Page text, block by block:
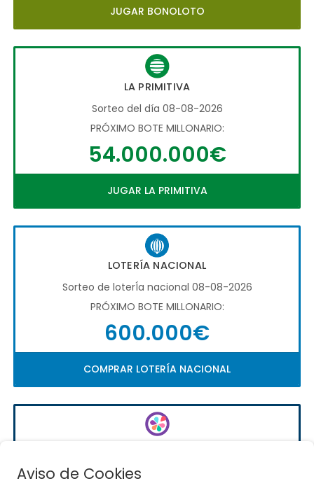
JUGAR BONOLOTO
LA PRIMITIVA
Sorteo del día 08-08-2026
PRÓXIMO BOTE MILLONARIO:
54.000.000€
JUGAR LA PRIMITIVA
LOTERÍA NACIONAL
Sorteo de loterÍa nacional 08-08-2026
PRÓXIMO BOTE MILLONARIO:
600.000€
COMPRAR LOTERÍA NACIONAL
Sorteo del día 10-08-2026
Aviso de Cookies